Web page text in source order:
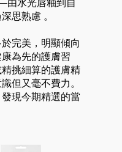
由水光唇釉到自
思熟慮 。
完美，明顯傾向
為先的護膚習
挑細算的護膚精
但又毫不費力。
現今期精選的當